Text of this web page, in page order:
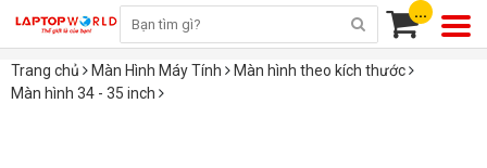
...
Trang chủ Màn Hình Máy Tính
Màn hình theo kích thước
Màn hình 34 - 35 inch